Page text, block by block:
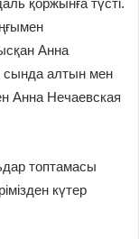
Анна
сында алтын мен
Анна Нечаевская
топтамасы
күтер